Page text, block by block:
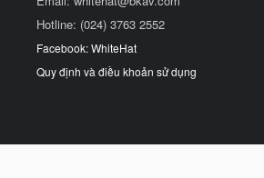
Hotline: (024) 3763 2552
Facebook: WhiteHat
Quy định và điều khoản sử dụng